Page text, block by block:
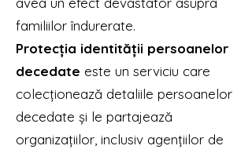
familiilor îndurerate.
Protecția identității persoanelor
decedate este un serviciu care
colecționează detaliile persoanelor
decedate și le partajează
organizațiilor, inclusiv agențiilor de